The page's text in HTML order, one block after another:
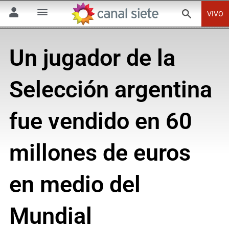
VIVO
Un jugador de la
Selección argentina
fue vendido en 60
millones de euros
en medio del
Mundial